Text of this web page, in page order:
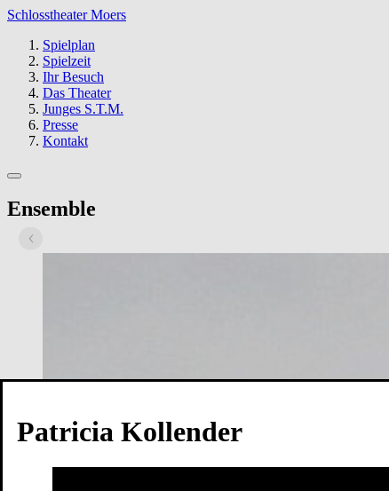
Schlosstheater Moers
Spielplan
Spielzeit
Ihr Besuch
Das Theater
Junges S.T.M.
Presse
Kontakt
Patricia Kollender
Ensemble